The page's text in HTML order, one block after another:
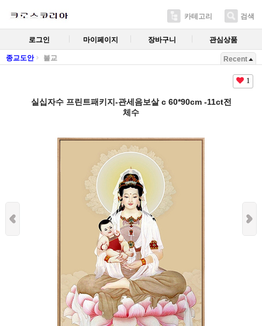
카테고리 검색
로그인 마이페이지 장바구니 관심상품
종교도안 불교 Recent
1
실십자수 프린트패키지-관세음보살 c 60*90cm -11ct전
체수